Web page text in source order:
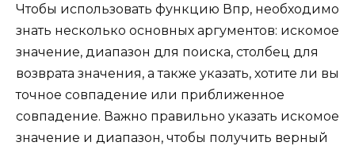
Чтобы использовать функцию Впр, необходимо
знать несколько основных аргументов: искомое
значение, диапазон для поиска, столбец для
возврата значения, а также указать, хотите ли вы
точное совпадение или приближенное
совпадение. Важно правильно указать искомое
значение и диапазон, чтобы получить верный